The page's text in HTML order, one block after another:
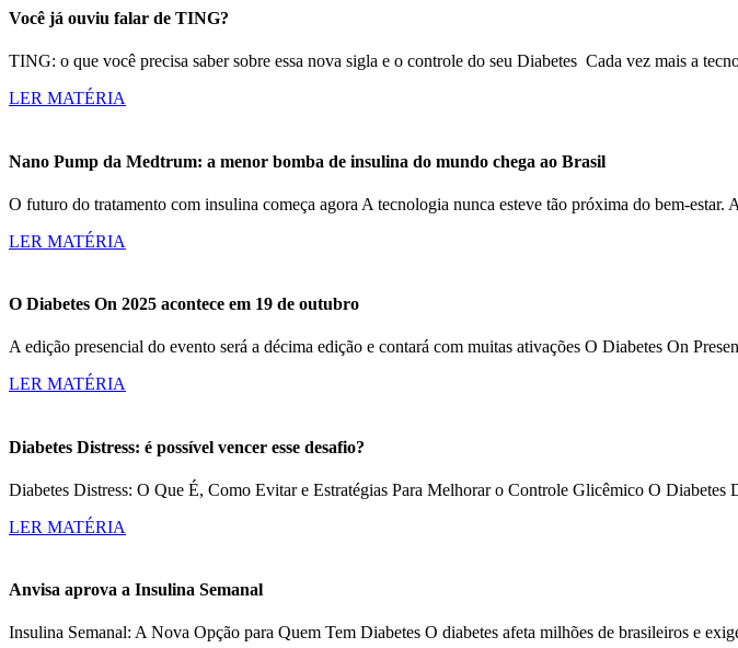
Você já ouviu falar de TING?
TING: o que você precisa saber sobre essa nova sigla e o controle do seu Diabetes Cada vez mais a
LER MATÉRIA
Nano Pump da Medtrum: a menor bomba de insulina do mundo chega ao Brasil
O futuro do tratamento com insulina começa agora A tecnologia nunca esteve tão próxima do bem-
LER MATÉRIA
O Diabetes On 2025 acontece em 19 de outubro
A edição presencial do evento será a décima edição e contará com muitas ativações O Diabetes On
LER MATÉRIA
Diabetes Distress: é possível vencer esse desafio?
Diabetes Distress: O Que É, Como Evitar e Estratégias Para Melhorar o Controle Glicêmico O
LER MATÉRIA
Anvisa aprova a Insulina Semanal
Insulina Semanal: A Nova Opção para Quem Tem Diabetes O diabetes afeta milhões de brasileiros e